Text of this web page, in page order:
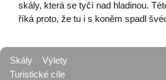
skály, která se tyčí nad hladinou.
říká proto, že tu i s koněm spadl
Skály
Výlety
Turistické cíle